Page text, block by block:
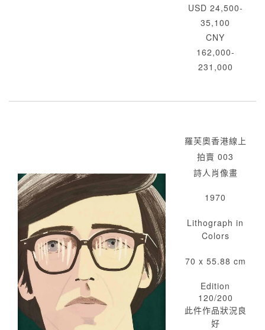
USD 24,500-
35,100
CNY
162,000-
231,000
羅芙奧香港線上
拍賣 003
詩人肖像畫
1970
Lithograph in
Colors
70 x 55.88 cm
Edition
120/200
此件作品狀況良
好